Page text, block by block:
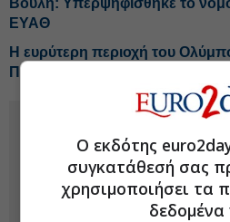
Βουλή: Υπερψηφίσθηκε το
ΕΥΑΘ
H ευρύτερη περιοχή του
Παγκόσμιας Κληρονομιάς της
Ο εκδότης
συγκατάθεσή σας
χρησιμοποιήσει τα
δεδομένα